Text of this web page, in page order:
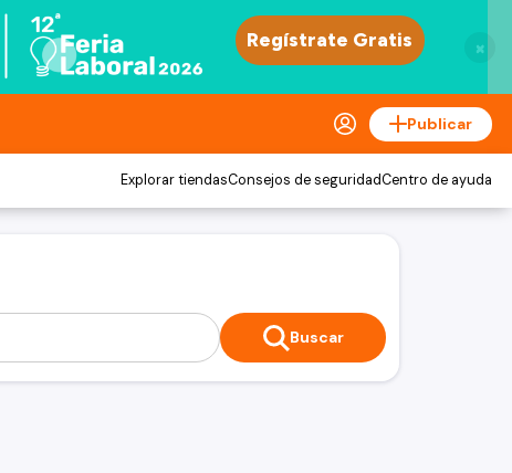
×
Publicar
Explorar tiendasConsejos de seguridadCentro de ayuda
Buscar